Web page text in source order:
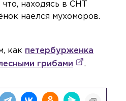
находясь в СНТ
наелся мухоморов.
как петербурженка
грибами
.